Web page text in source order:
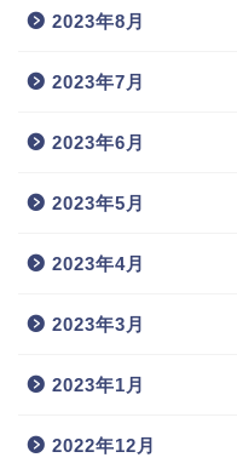
2023年8月
2023年7月
2023年6月
2023年5月
2023年4月
2023年3月
2023年1月
2022年12月